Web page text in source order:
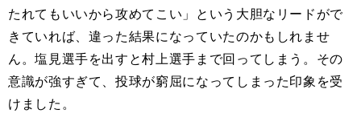
たれてもいいから攻めてこい」という大胆なリードがで
きていれば、違った結果になっていたのかもしれませ
ん。塩見選手を出すと村上選手まで回ってしまう。その
意識が強すぎて、投球が窮屈になってしまった印象を受
けました。